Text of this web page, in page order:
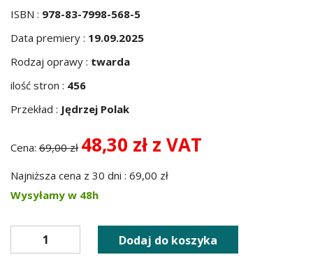
ISBN : 978-83-7998-568-5
Data premiery : 19.09.2025
Rodzaj oprawy : twarda
ilość stron : 456
Przekład : Jędrzej Polak
Cena: 69,00 zł 48,30 zł z VAT
Najniższa cena z 30 dni : 69,00 zł
Wysyłamy w 48h
Dodaj do koszyka